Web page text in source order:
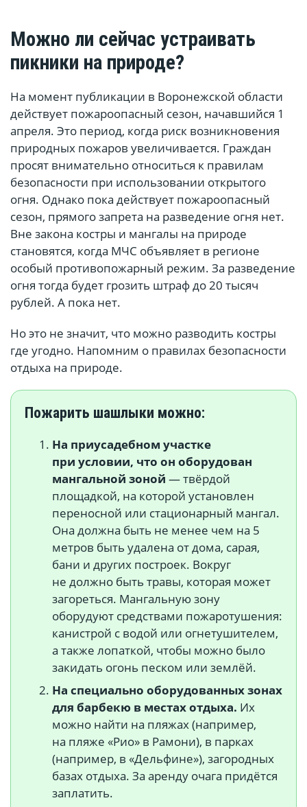
Можно ли сейчас устраивать
пикники на природе?
На момент публикации в Воронежской области
действует пожароопасный сезон, начавшийся 1
апреля. Это период, когда риск возникновения
природных пожаров увеличивается. Граждан
просят внимательно относиться к правилам
безопасности при использовании открытого
огня. Однако пока действует пожароопасный
сезон, прямого запрета на разведение огня нет.
Вне закона костры и мангалы на природе
становятся, когда МЧС объявляет в регионе
особый противопожарный режим. За разведение
огня тогда будет грозить штраф до 20 тысяч
рублей. А пока нет.
Но это не значит, что можно разводить костры
где угодно. Напомним о правилах безопасности
отдыха на природе.
Пожарить шашлыки можно:
На приусадебном участке
при условии, что он оборудован
мангальной зоной — твёрдой
площадкой, на которой установлен
переносной или стационарный мангал.
Она должна быть не менее чем на 5
метров быть удалена от дома, сарая,
бани и других построек. Вокруг
не должно быть травы, которая может
загореться. Мангальную зону
оборудуют средствами пожаротушения:
канистрой с водой или огнетушителем,
а также лопаткой, чтобы можно было
закидать огонь песком или землёй.
На специально оборудованных зонах
для барбекю в местах отдыха. Их
можно найти на пляжах (например,
на пляже «Рио» в Рамони), в парках
(например, в «Дельфине»), загородных
базах отдыха. За аренду очага придётся
заплатить.